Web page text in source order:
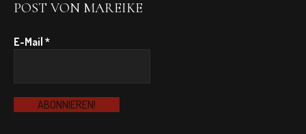
POST VON MAREIKE
E-Mail*